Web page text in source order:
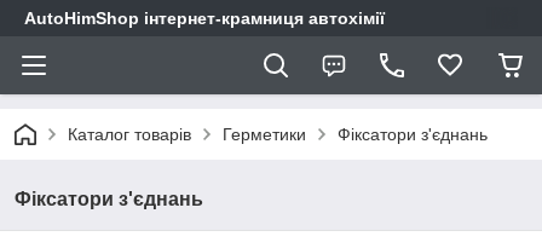
AutoHimShop інтернет-крамниця автохімії
Каталог товарів Герметики Фіксатори з'єднань
Фіксатори з'єднань